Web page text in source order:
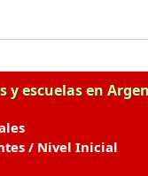
y escuelas en
/ Nivel Inicial